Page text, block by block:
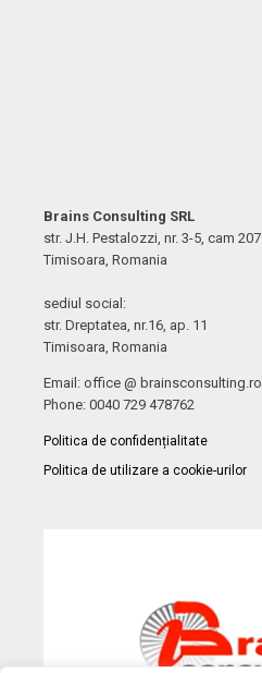
Brains Consulting SRL
str. J.H. Pestalozzi, nr. 3-5, cam 207
Timisoara, Romania
sediul social:
str. Dreptatea, nr.16, ap. 11
Timisoara, Romania
Email: office @ brainsconsulting.ro
Phone: 0040 729 478762
Politica de confidențialitate
Politica de utilizare a cookie-urilor